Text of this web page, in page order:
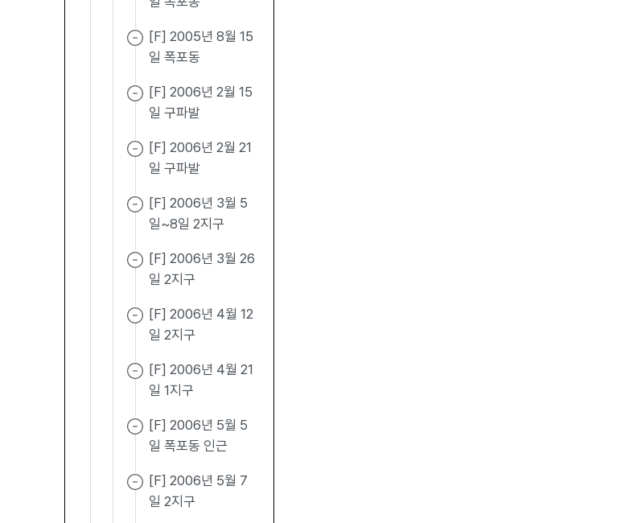
[F] 2005년 8월 15
일 폭포동
[F] 2006년 2월 15
일 구파발
[F] 2006년 2월 21
일 구파발
[F] 2006년 3월 5
일~8일 2지구
[F] 2006년 3월 26
일 2지구
[F] 2006년 4월 12
일 2지구
[F] 2006년 4월 21
일 1지구
[F] 2006년 5월 5
일 폭포동 인근
[F] 2006년 5월 7
일 2지구